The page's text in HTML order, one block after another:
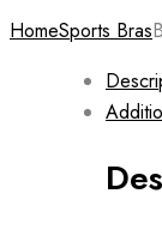
HomeSports Bras